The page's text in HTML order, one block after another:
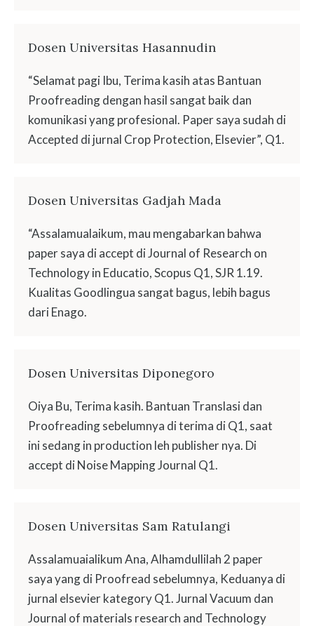
Dosen Universitas Hasannudin
“Selamat pagi Ibu, Terima kasih atas Bantuan
Proofreading dengan hasil sangat baik dan
komunikasi yang profesional. Paper saya sudah di
Accepted di jurnal Crop Protection, Elsevier”, Q1.
Dosen Universitas Gadjah Mada
“Assalamualaikum, mau mengabarkan bahwa
paper saya di accept di Journal of Research on
Technology in Educatio, Scopus Q1, SJR 1.19.
Kualitas Goodlingua sangat bagus, lebih bagus
dari Enago.
Dosen Universitas Diponegoro
Oiya Bu, Terima kasih. Bantuan Translasi dan
Proofreading sebelumnya di terima di Q1, saat
ini sedang in production leh publisher nya. Di
accept di Noise Mapping Journal Q1.
Dosen Universitas Sam Ratulangi
Assalamuaialikum Ana, Alhamdullilah 2 paper
saya yang di Proofread sebelumnya, Keduanya di
jurnal elsevier kategory Q1. Jurnal Vacuum dan
Journal of materials research and Technology